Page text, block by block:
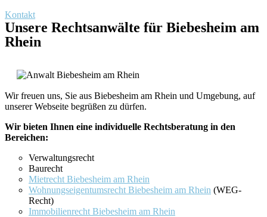
Kontakt
Unsere Rechtsanwälte für Biebesheim am
Rhein
Wir freuen uns, Sie aus Biebesheim am Rhein und Umgebung, auf
unserer Webseite begrüßen zu dürfen.
Wir bieten Ihnen eine individuelle Rechtsberatung in den
Bereichen:
Verwaltungsrecht
Baurecht
Mietrecht Biebesheim am Rhein
Wohnungseigentumsrecht Biebesheim am Rhein (WEG-
Recht)
Immobilienrecht Biebesheim am Rhein